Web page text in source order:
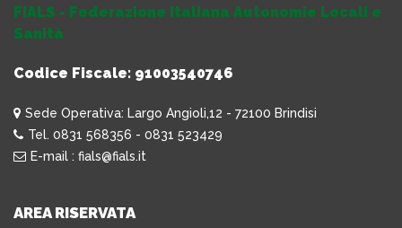
FIALS - Federazione Italiana Autonomie Locali e
Sanità
Codice Fiscale: 91003540746
Sede Operativa: Largo Angioli,12 - 72100 Brindisi
Tel. 0831 568356 - 0831 523429
E-mail : fials@fials.it
AREA RISERVATA